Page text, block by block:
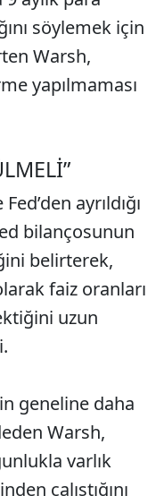
söylemek için
Warsh,
yapılmaması
ayrıldığı
bilançosunun
belirterek,
faiz oranları
uzun
geneline daha
Warsh,
varlık
çalıştığını